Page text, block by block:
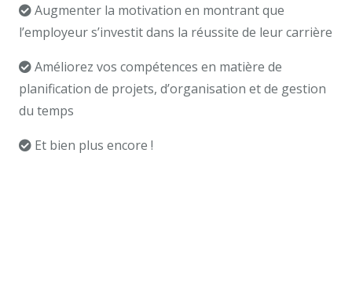
Augmenter la motivation en montrant que
l’employeur s’investit dans la réussite de leur carrière
Améliorez vos compétences en matière de
planification de projets, d’organisation et de gestion
du temps
Et bien plus encore !